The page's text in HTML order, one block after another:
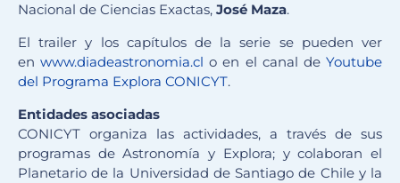
Nacional de Ciencias Exactas, José Maza.
El trailer y los capítulos de la serie se pueden ver
enwww.diadeastronomia.cl o en el canal deYoutube
del Programa Explora CONICYT.
Entidades asociadas
CONICYT organiza las actividades, a través de sus
programas de Astronomía y Explora; y colaboran el
Planetario de la Universidad de Santiago de Chile y la